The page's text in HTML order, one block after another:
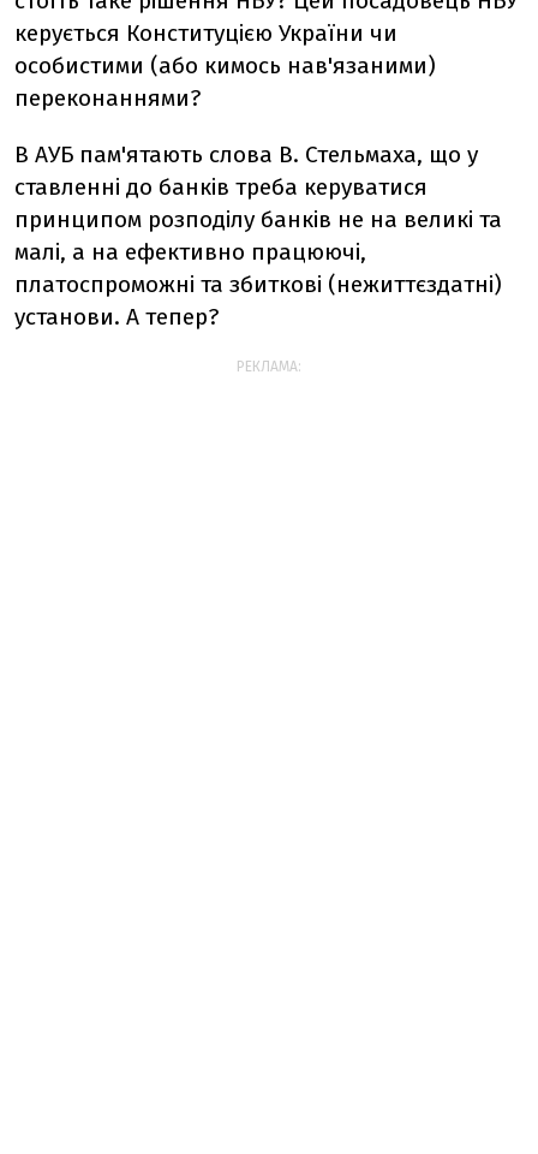
керується Конституцією України чи
особистими (або кимось нав'язаними)
переконаннями?
В АУБ пам'ятають слова В. Стельмаха, що у
ставленні до банків треба керуватися
принципом розподілу банків не на великі та
малі, а на ефективно працюючі,
платоспроможні та збиткові (нежиттєздатні)
установи. А тепер?
РЕКЛАМА: